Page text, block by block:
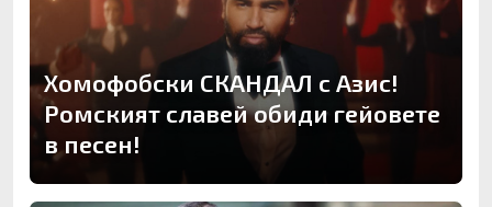
Хомофобски СКАНДАЛ с Азис!
Ромският славей обиди гейовете
в песен!